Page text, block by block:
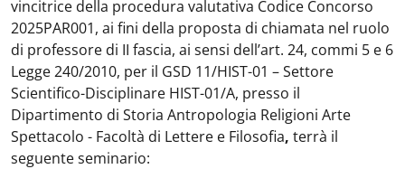
vincitrice della procedura valutativa Codice Concorso
2025PAR001, ai fini della proposta di chiamata nel ruolo
di professore di II fascia, ai sensi dell’art. 24, commi 5 e 6
Legge 240/2010, per il GSD 11/HIST-01 – Settore
Scientifico-Disciplinare HIST-01/A, presso il
Dipartimento di Storia Antropologia Religioni Arte
Spettacolo - Facoltà di Lettere e Filosofia, terrà il
seguente seminario: